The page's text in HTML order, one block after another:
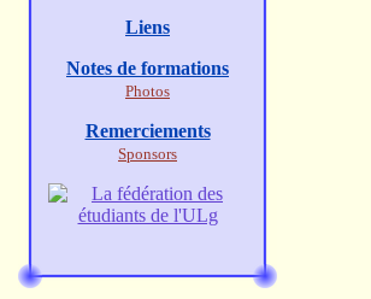
Liens
Notes de formations
Photos
Remerciements
Sponsors